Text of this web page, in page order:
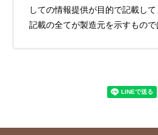
しての情報提供が目的で記載して
記載の全てが製造元を示すもので